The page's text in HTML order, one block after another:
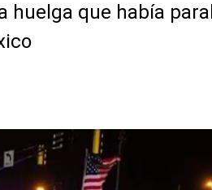
huelga que había